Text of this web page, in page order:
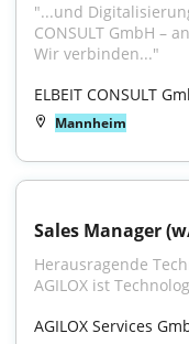
"...und
CONSULT GmbH –
Wir verbinden..."
ELBEIT CONSULT
Mannheim
Sales Manager
Herausragende
AGILOX ist
AGILOX Services